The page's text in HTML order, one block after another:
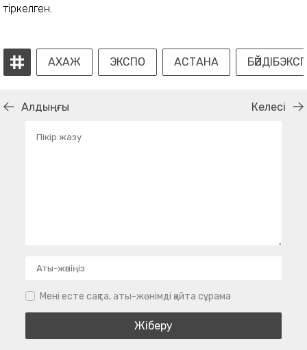
тіркелген.
АХАЖ ЭКСПО АСТАНА
Алдыңғы Келесі
Мені есте сақта, аты-жөнімді қайта сұрама